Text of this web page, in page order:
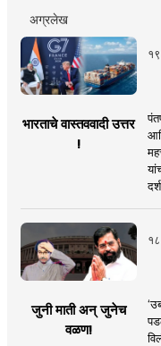
अग्रलेख
भारताचे वास्तववादी उत्तर
!
जुनी माती अन् जुनेच
वळण!